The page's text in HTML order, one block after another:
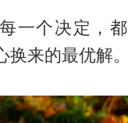
一个决定，
来的最优解。